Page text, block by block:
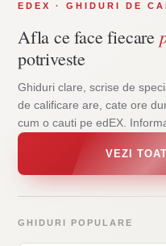
EDEX · GHIDURI DE
Afla ce face fiecare
potriveste
Ghiduri clare, scrise de
de calificare are, cate ore
cum o cauti pe edEX.
VEZI
GHIDURI POPULARE